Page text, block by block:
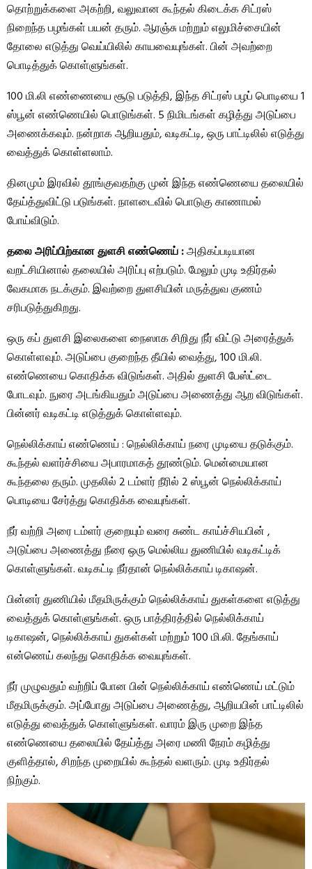
தொற்றுக்களை அகற்றி, வலுவான கூந்தல் கிடைக்க சிட்ரஸ்
நிறைந்த பழங்கள் பயன் தரும். ஆரஞ்சு மற்றும் எலுமிச்சையின்
தோலை எடுத்து வெய்யிலில் காயவையுங்கள். பின் அவற்றை
பொடித்துக் கொள்ளுங்கள்.
100 மி.லி எண்ணையை சூடு படுத்தி, இந்த சிட்ரஸ் பழப் பொடியை 1
ஸ்பூன் எண்ணெயில் பொடுங்கள். 5 நிமிடங்கள் கழித்து அடுப்பை
அணைக்கவும். நன்றாக ஆறியதும், வடிகட்டி, ஒரு பாட்டிலில் எடுத்து
வைத்துக் கொள்ளலாம்.
தினமும் இரவில் தூங்குவதற்கு முன் இந்த எண்ணெயை தலையில்
தேய்த்துவிட்டு படுங்கள். நாளடைவில் பொடுகு காணாமல்
போய்விடும்.
தலை அரிப்பிற்கான துளசி எண்ணெய் :அதிகப்படியான
வறட்சியினால் தலையில் அரிப்பு எற்படும். மேலும் முடி உதிர்தல்
வேகமாக நடக்கும். இவற்றை துளசியின் மருத்துவ குணம்
சரிபடுத்துகிறது.
ஒரு கப் துளசி இலைகளை நைஸாக சிறிது நீர் விட்டு அரைத்துக்
கொள்ளவும். அடுப்பை குறைந்த தீயில் வைத்து, 100 மி.லி.
எண்ணெயை கொதிக்க விடுங்கள். அதில் துளசி பேஸ்ட்டை
போடவும். நுரை அடங்கியதும் அடுப்பை அணைத்து ஆற விடுங்கள்.
பின்னர் வடிகட்டி எடுத்துக் கொள்ளவும்.
நெல்லிக்காய் எண்ணெய் : நெல்லிக்காய் நரை முடியை தடுக்கும்.
கூந்தல் வளர்ச்சியை அபாரமாகத் தூண்டும். மென்மையான
கூந்தலை தரும். முதலில் 2 டம்ளர் நீரில் 2 ஸ்பூன் நெல்லிக்காய்
பொடியை சேர்த்து கொதிக்க வையுங்கள்.
நீர் வற்றி அரை டம்ளர் குறையும் வரை சுண்ட காய்ச்சியபின் ,
அடுப்பை அணைத்து நீரை ஒரு மெல்லிய துணியில் வடிகட்டிக்
கொள்ளுங்கள். வடிகட்டி நீர்தான் நெல்லிக்காய் டிகாஷன்.
பின்னர் துணியில் மீதமிருக்கும் நெல்லிக்காய் துகள்களை எடுத்து
வைத்துக் கொள்ளுங்கள். ஒரு பாத்திரத்தில் நெல்லிக்காய்
டிகாஷன், நெல்லிக்காய் துகள்கள் மற்றும் 100 மி.லி. தேங்காய்
என்ணெய் கலந்து கொதிக்க வையுங்கள்.
நீர் முழுவதும் வற்றிப் போன பின் நெல்லிக்காய் எண்ணெய் மட்டும்
மீதமிருக்கும். அப்போது அடுப்பை அணைத்து, ஆறியபின் பாட்டிலில்
எடுத்து வைத்துக் கொள்ளுங்கள். வாரம் இரு முறை இந்த
எண்ணெயை தலையில் தேய்த்து அரை மணி நேரம் கழித்து
குளித்தால், சிறந்த முறையில் கூந்தல் வளரும். முடி உதிர்தல்
நிற்கும்.